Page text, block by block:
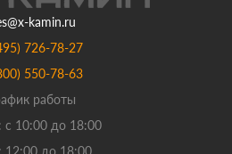
kamin.ru
726-78-27
550-78-63
работы
с 10:00 до 18:00
12:00 до 18:00